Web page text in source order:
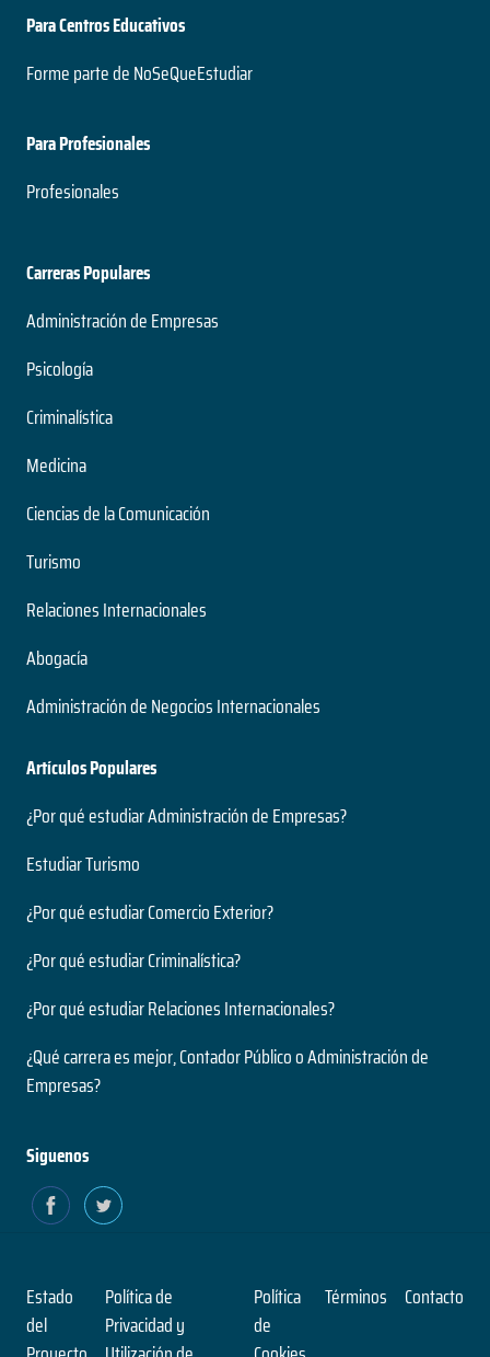
Para Centros Educativos
Forme parte de NoSeQueEstudiar
Para Profesionales
Profesionales
Carreras Populares
Administración de Empresas
Psicología
Criminalística
Medicina
Ciencias de la Comunicación
Turismo
Relaciones Internacionales
Abogacía
Administración de Negocios Internacionales
Artículos Populares
¿Por qué estudiar Administración de Empresas?
Estudiar Turismo
¿Por qué estudiar Comercio Exterior?
¿Por qué estudiar Criminalística?
¿Por qué estudiar Relaciones Internacionales?
¿Qué carrera es mejor, Contador Público o Administración de
Empresas?
Siguenos
Estado
del
Política de
Privacidad y
Política
de
Términos Contacto